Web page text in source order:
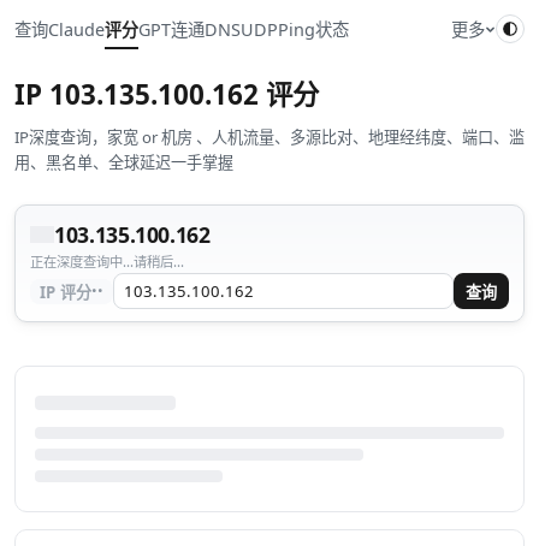
查询Claude评分GPT连通DNSUDPPing状态 更多
IP 103.135.100.162 评分
IP深度查询，家宽 or 机房 、人机流量、多源比对、地理经纬度、端口、滥
用、黑名单、全球延迟一手掌握
103.135.100.162
正在深度查询中...请稍后...
IP 评分·· 查询